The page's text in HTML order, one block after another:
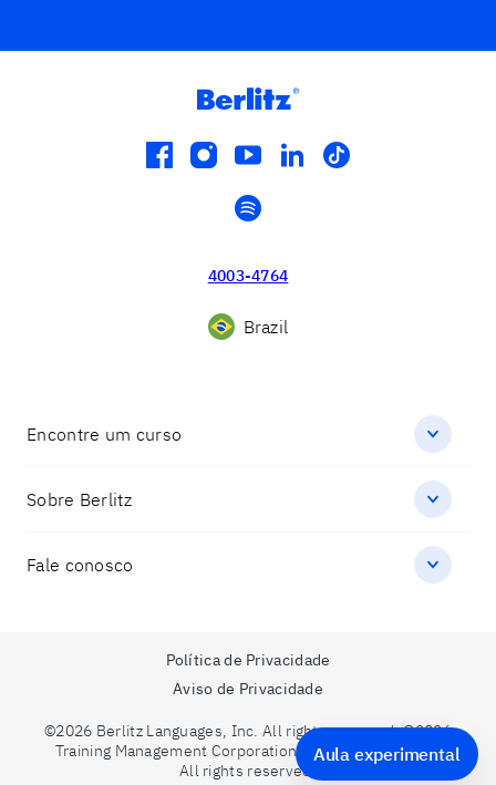
facebook
instagram
youtube
linkedin
tiktok
spotify
4003-4764
Brazil
Encontre um curso
Sobre Berlitz
Fale conosco
©2026 Berlitz Languages, Inc. All rights reserved. ©2026
Training Management Corporation. A Berlitz Company.
All rights reserved.
Política de Privacidade
Aviso de Privacidade
Aula experimental